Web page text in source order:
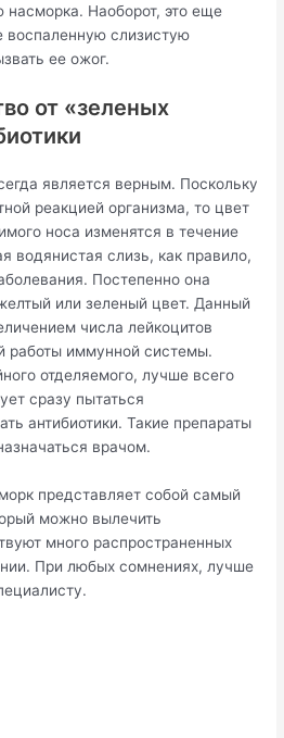
Наоборот, это еще
слизистую
ее ожог.
от «зеленых
является верным. Поскольку
реакцией организма, то цвет
носа изменятся в течение
водянистая слизь, как правило,
Постепенно она
или зеленый цвет. Данный
числа лейкоцитов
работы иммунной системы.
отделяемого, лучше всего
сразу пытаться
антибиотики. Такие препараты
врачом.
представляет собой самый
можно вылечить
много распространенных
При любых сомнениях, лучше